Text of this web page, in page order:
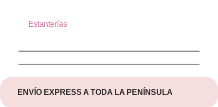
Estanterías
ENVÍO EXPRESS A TODA LA PENÍNSULA